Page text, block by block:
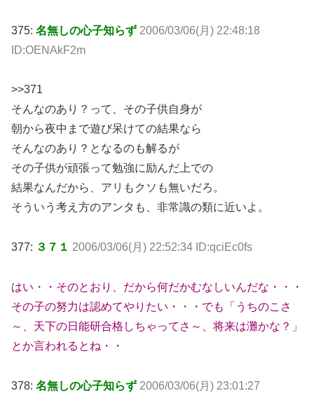
375: 名無しの心子知らず 2006/03/06(月) 22:48:18
ID:OENAkF2m
>>371
そんなのあり？って、その子供自身が
朝から夜中まで遊び呆けての結果なら
そんなのあり？となるのも解るが
その子供が頑張って勉強に励んだ上での
結果なんだから、アリもクソも無いだろ。
そういう考え方のアンタも、非常識の類に近いよ。
377: ３７１ 2006/03/06(月) 22:52:34 ID:qciEc0fs
はい・・そのとおり、だから何だかむなしいんだな・・・
その子の努力は認めてやりたい・・・でも「うちのこさ
～、天下の日能研合格しちゃってさ～、将来は灘かな？」
とか言われるとね・・
378: 名無しの心子知らず 2006/03/06(月) 23:01:27